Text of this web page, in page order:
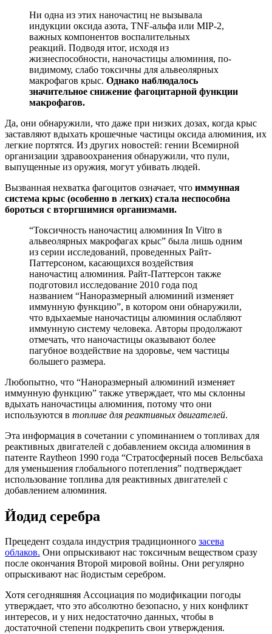
Ни одна из этих наночастиц не вызывала
индукции оксида азота, TNF-альфа или MIP-2,
важных компонентов воспалительных
реакций. Подводя итог, исходя из
жизнеспособности, наночастицы алюминия, по-
видимому, слабо токсичны для альвеолярных
макрофагов крыс. Однако наблюдалось
значительное снижение фагоцитарной функции
макрофагов.
Да, они обнаружили, что даже при низких дозах, когда крыс
заставляют вдыхать крошечные частицы оксида алюминия, их
легкие портятся. Из других новостей: гении Всемирной
организации здравоохранения обнаружили, что пули,
выпущенные из оружия, могут убивать людей.
Вызванная нехватка фагоцитов означает, что иммунная
система крыс (особенно в легких) стала неспособна
бороться с вторгшимися организмами.
“Токсичность наночастиц алюминия In Vitro в
альвеолярных макрофагах крыс” была лишь одним
из серии исследований, проведенных Райт-
Паттерсоном, касающихся воздействия
наночастиц алюминия. Райт-Паттерсон также
подготовил исследование 2010 года под
названием “Наноразмерный алюминий изменяет
иммунную функцию”, в котором они обнаружили,
что вдыхаемые наночастицы алюминия ослабляют
иммунную систему человека. Авторы продолжают
отмечать, что наночастицы оказывают более
пагубное воздействие на здоровье, чем частицы
большего размера.
Любопытно, что “Наноразмерный алюминий изменяет
иммунную функцию” также утверждает, что мы склонны
вдыхать наночастицы алюминия, потому что они
используются в топливе для реактивных двигателей.
Эта информация в сочетании с упоминанием о топливах для
реактивных двигателей с добавлением оксида алюминия в
патенте Raytheon 1990 года “Стратосферный посев Вельсбаха
для уменьшения глобального потепления” подтверждает
использование топлива для реактивных двигателей с
добавлением алюминия.
Йодид серебра
Прецедент создала индустрия традиционного засева
облаков. Они опрыскивают нас токсичным веществом сразу
после окончания Второй мировой войны. Они регулярно
опрыскивают нас йодистым серебром.
Хотя сегодняшняя Ассоциация по модификации погоды
утверждает, что это абсолютно безопасно, у них конфликт
интересов, и у них недостаточно данных, чтобы в
достаточной степени подкрепить свои утверждения.